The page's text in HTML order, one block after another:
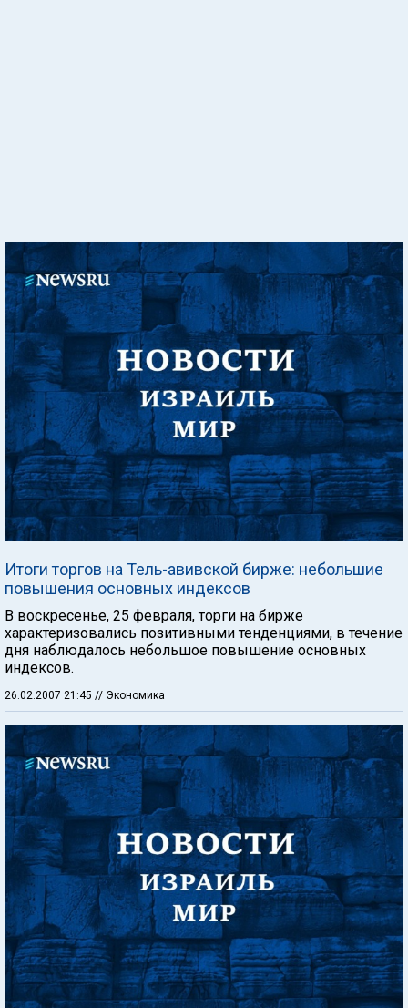
Итоги торгов на Тель-авивской бирже: небольшие
повышения основных индексов
В воскресенье, 25 февраля, торги на бирже
характеризовались позитивными тенденциями, в течение
дня наблюдалось небольшое повышение основных
индексов.
26.02.2007 21:45 // Экономика